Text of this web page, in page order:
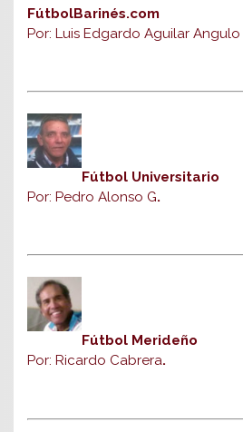
FútbolBarinés.com
Por: Luis Edgardo Aguilar Angulo
Fútbol Universitario
Por: Pedro Alonso G.
Fútbol Merideño
Por: Ricardo Cabrera.